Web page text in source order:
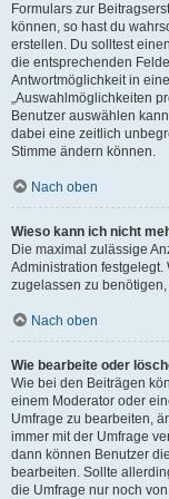
Formulars zur
können, so hast du
erstellen. Du solltest
die entsprechenden
Antwortmöglichkeit in
„Auswahlmöglichkeiten
Benutzer auswählen
dabei eine zeitlich
Stimme ändern können.
Nach oben
Wieso kann ich nicht
Die maximal zulässige
Administration festgelegt.
zugelassen zu
Nach oben
Wie bearbeite oder
Wie bei den Beiträgen
einem Moderator oder
Umfrage zu bearbeiten,
immer mit der Umfrage
dann können Benutzer
bearbeiten. Sollte
die Umfrage nur noch